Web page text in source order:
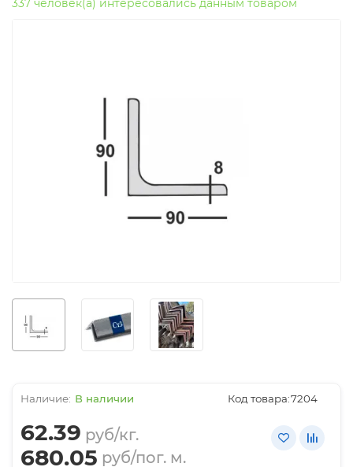
337 человек(а) интересовались данным товаром
В наличии Код товара:7204
62.39 руб/кг.
680.05 руб/пог. м.